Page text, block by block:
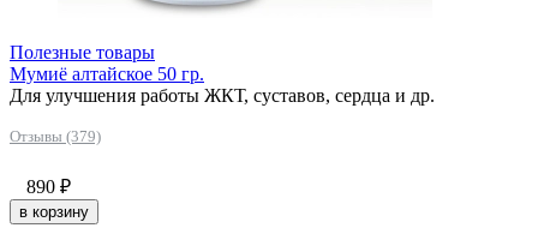
Полезные товары
Мумиё алтайское 50 гр.
Для улучшения работы ЖКТ, суставов, сердца и др.
Отзывы (379)
890 ₽
в корзину